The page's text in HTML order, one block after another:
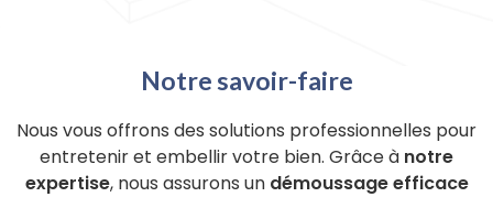
Notre savoir-faire
Nous vous offrons des solutions professionnelles pour
entretenir et embellir votre bien. Grâce à notre
expertise, nous assurons un démoussage efficace